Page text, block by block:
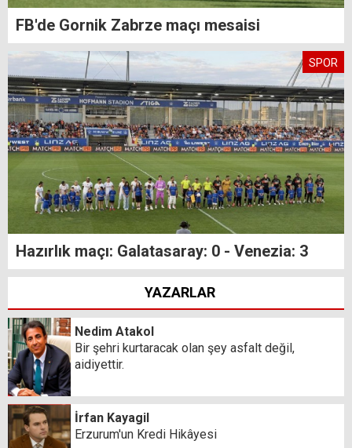
FB'de Gornik Zabrze maçı mesaisi
SPOR
Hazırlık maçı: Galatasaray: 0 - Venezia: 3
YAZARLAR
Nedim Atakol
Bir şehri kurtaracak olan şey asfalt değil,
aidiyettir.
İrfan Kayagil
Erzurum'un Kredi Hikâyesi